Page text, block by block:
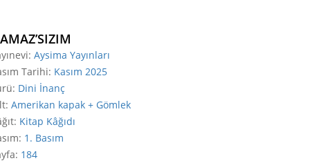
: Aysima Yayınları
Tarihi: Kasım 2025
: Dini İnanç
: Amerikan kapak + Gömlek
: Kitap Kâğıdı
: 1. Basım
: 184